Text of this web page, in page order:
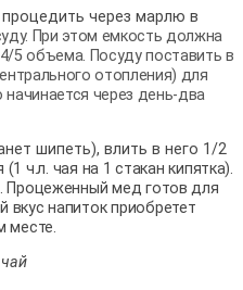
через марлю в
При этом емкость должна
5 объема. Посуду поставить в
отопления) для
через день-два
шипеть), влить в него 1/2
ч.л. чая на 1 стакан кипятка).
Процеженный мед готов для
вкус напиток приобретет
месте.